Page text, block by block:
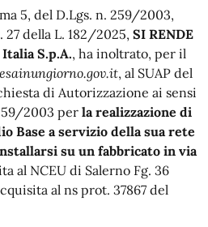
5, del D.Lgs. n. 259/2003,
della L. 182/2025, SI RENDE
S.p.A., ha inoltrato, per il
, al SUAP del
di Autorizzazione ai sensi
2003 per la realizzazione di
Base a servizio della sua rete
su un fabbricato in via
al NCEU di Salerno Fg. 36
al ns prot. 37867 del